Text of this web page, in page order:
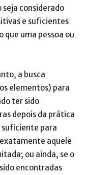
considerado
e suficientes
que uma pessoa ou
a busca
elementos) para
ter sido
depois da prática
suficiente para
aquele
ou ainda, se o
encontradas